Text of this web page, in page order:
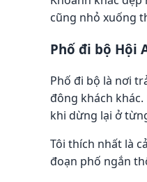
cũng nhỏ xuống
Phố đi bộ Hội
Phố đi bộ là nơi
đông khách
khi dừng lại ở
Tôi thích nhất là
đoạn phố ngắn